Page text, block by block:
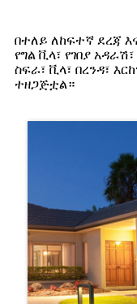
በተለይ ለከፍተኛ ደረጃ
የግል ቪላ፣ የገበያ
ስፍራ፣ ቪላ፣ በረንዳ፣
ተዘጋጅቷል።